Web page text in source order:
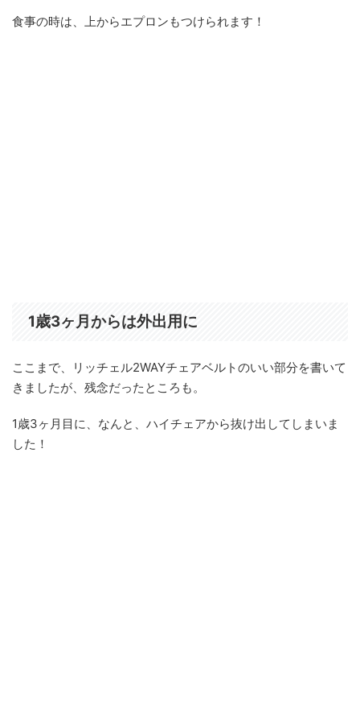
食事の時は、上からエプロンもつけられます！
1歳3ヶ月からは外出用に
ここまで、リッチェル2WAYチェアベルトのいい部分を書いて
きましたが、残念だったところも。
1歳3ヶ月目に、なんと、ハイチェアから抜け出してしまいま
した！